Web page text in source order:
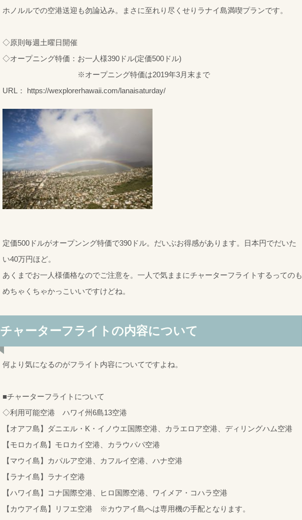
ホノルルでの空港送迎も勿論込み。まさに至れり尽くせりラナイ島満喫プランです。
◇原則毎週土曜日開催
◇オープニング特価：お一人様390ドル(定価500ドル)
※オープニング特価は2019年3月末まで
URL： https://wexplorerhawaii.com/lanaisaturday/
定価500ドルがオープンング特価で390ドル。だいぶお得感があります。日本円でだいた
い40万円ほど。
あくまでお一人様価格なのでご注意を。一人で気ままにチャーターフライトするってのも
めちゃくちゃかっこいいですけどね。
チャーターフライトの内容について
何より気になるのがフライト内容についてですよね。
■チャーターフライトについて
◇利用可能空港 ハワイ州6島13空港
【オアフ島】ダニエル・K・イノウエ国際空港、カラエロア空港、ディリングハム空港
【モロカイ島】モロカイ空港、カラウパパ空港
【マウイ島】カパルア空港、カフルイ空港、ハナ空港
【ラナイ島】ラナイ空港
【ハワイ島】コナ国際空港、ヒロ国際空港、ワイメア・コハラ空港
【カウアイ島】リフエ空港 ※カウアイ島へは専用機の手配となります。